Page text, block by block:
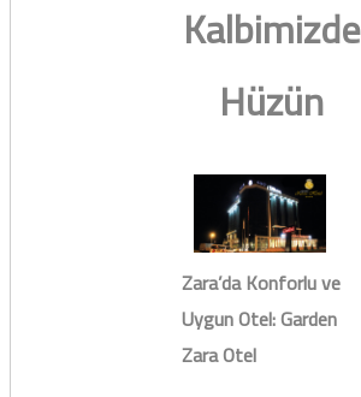
Kalbimizde
Hüzün
Zara’da Konforlu ve
Uygun Otel: Garden
Zara Otel